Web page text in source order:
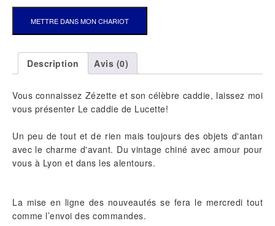
POISSON
METTRE DANS MON CHARIOT
Description Avis (0)
Vous connaissez Zézette et son célèbre caddie, laissez moi
vous présenter Le caddie de Lucette!
Un peu de tout et de rien mais toujours des objets d'antan
avec le charme d'avant. Du vintage chiné avec amour pour
vous à Lyon et dans les alentours.
La mise en ligne des nouveautés se fera le mercredi tout
comme l’envoi des commandes.